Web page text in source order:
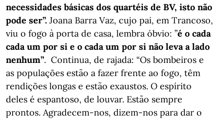
necessidades básicas dos quartéis de BV, isto não
pode ser”. Joana Barra Vaz, cujo pai, em Trancoso,
viu o fogo à porta de casa, lembra óbvio: ”é o cada
cada um por si e o cada um por si não leva a lado
nenhum”. Continua, de rajada: “Os bombeiros e
as populações estão a fazer frente ao fogo, têm
rendições longas e estão exaustos. O espírito
deles é espantoso, de louvar. Estão sempre
prontos. Agradecem-nos, dizem-nos para dar o